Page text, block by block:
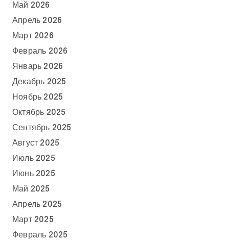
Май 2026
Апрель 2026
Март 2026
Февраль 2026
Январь 2026
Декабрь 2025
Ноябрь 2025
Октябрь 2025
Сентябрь 2025
Август 2025
Июль 2025
Июнь 2025
Май 2025
Апрель 2025
Март 2025
Февраль 2025